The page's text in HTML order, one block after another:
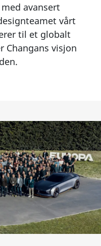
avansert
vårt
til et globalt
Changans visjon